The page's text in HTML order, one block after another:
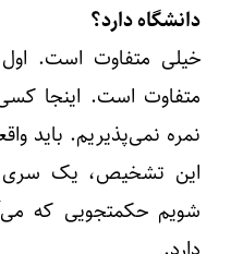
دانشگاه دارد؟
خیلی متفاوت است.
متفاوت است. اینجا
نمره نمی‌پذیریم. باید
این تشخیص، یک سری
شویم حکمتجویی که